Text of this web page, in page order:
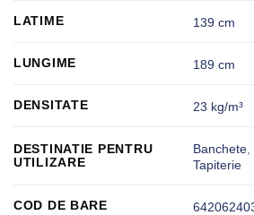
LATIME 139 cm
LUNGIME 189 cm
DENSITATE 23 kg/m³
DESTINATIE PENTRU
UTILIZARE
Banchete
Tapiterie
COD DE BARE